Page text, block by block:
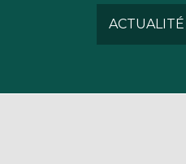
ACTUALITÉ